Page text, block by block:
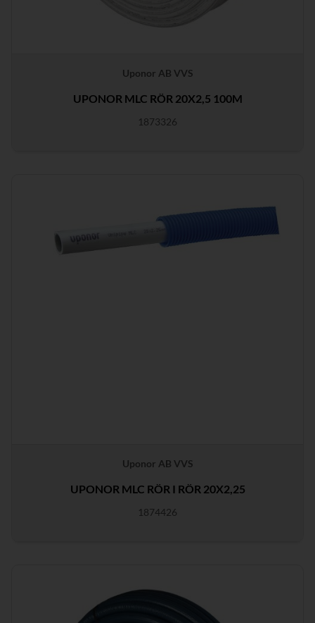
Uponor AB VVS
UPONOR MLC RÖR 20X2,5 100M
1873326
Uponor AB VVS
UPONOR MLC RÖR I RÖR 20X2,25
1874426